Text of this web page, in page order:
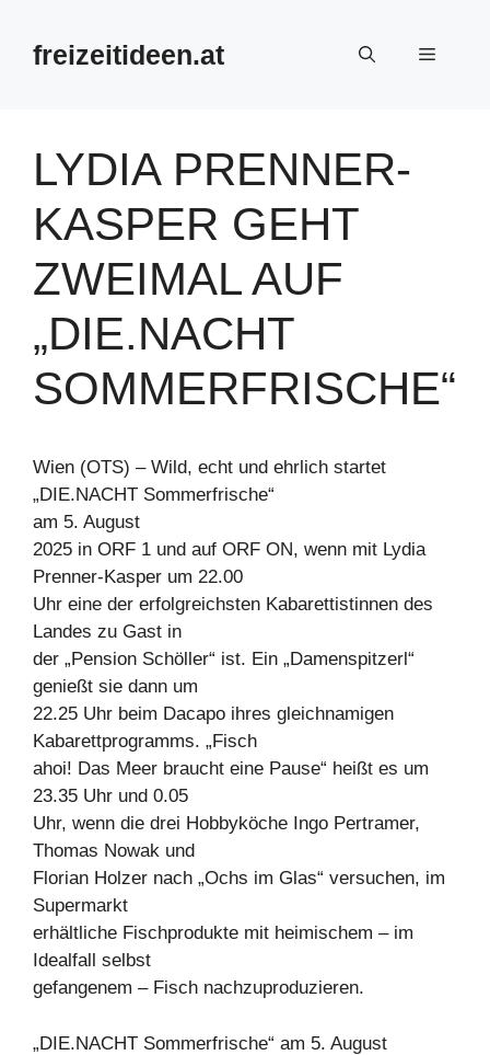
Inhalt
springenfreizeitideen.at Menü
LYDIA PRENNER-
KASPER GEHT
ZWEIMAL AUF
„DIE.NACHT
SOMMERFRISCHE“
Wien (OTS) – Wild, echt und ehrlich startet
„DIE.NACHT Sommerfrische“
am 5. August
2025 in ORF 1 und auf ORF ON, wenn mit Lydia
Prenner-Kasper um 22.00
Uhr eine der erfolgreichsten Kabarettistinnen des
Landes zu Gast in
der „Pension Schöller“ ist. Ein „Damenspitzerl“
genießt sie dann um
22.25 Uhr beim Dacapo ihres gleichnamigen
Kabarettprogramms. „Fisch
ahoi! Das Meer braucht eine Pause“ heißt es um
23.35 Uhr und 0.05
Uhr, wenn die drei Hobbyköche Ingo Pertramer,
Thomas Nowak und
Florian Holzer nach „Ochs im Glas“ versuchen, im
Supermarkt
erhältliche Fischprodukte mit heimischem – im
Idealfall selbst
gefangenem – Fisch nachzuproduzieren.
„DIE.NACHT Sommerfrische“ am 5. August